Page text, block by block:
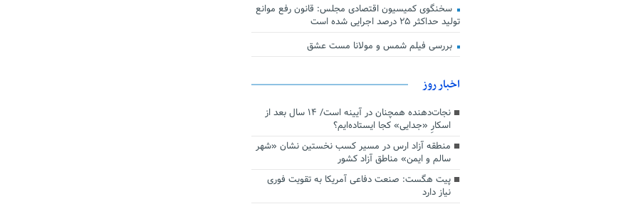
سخنگوی کمیسیون اقتصادی مجلس: قانون رفع موانع
تولید حداکثر ۲۵ درصد اجرایی شده است
بررسی فیلم شمس و مولانا مست عشق
اخبار روز
نجات‌دهنده‌ همچنان در آیینه است/ ۱۴ سال بعد از
اسکارِ «جدایی» کجا ایستاده‌ایم؟
منطقه آزاد ارس در مسیر کسب نخستین نشان «شهر
سالم و ایمن» مناطق آزاد کشور
پیت هگست: صنعت دفاعی آمریکا به تقویت فوری
نیاز دارد